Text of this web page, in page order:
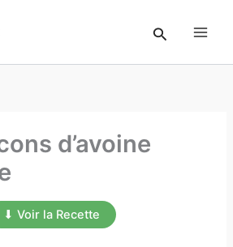
Rechercher
d’avoine
⬇ Voir la Recette